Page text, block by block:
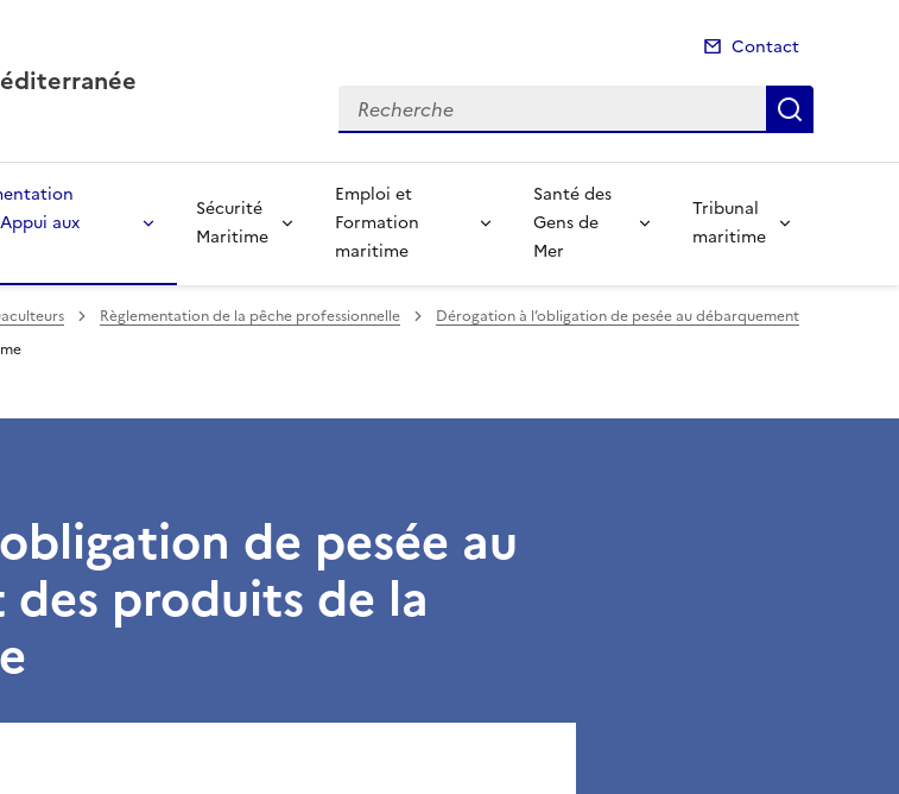
Contact
Recherche
aux
Sécurité
Maritime
Emploi et
Formation
maritime
Santé des
Gens de
Mer
Tribunal
maritime
Règlementation de la pêche professionnelle
Dérogation à l’obligation de pesée au débarquement
de pesée au
produits de la